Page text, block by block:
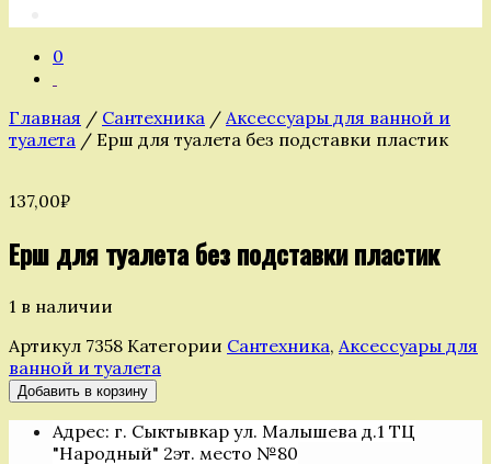
0
Главная / Сантехника / Аксессуары для ванной и
туалета / Ерш для туалета без подставки пластик
137,00₽
Ерш для туалета без подставки пластик
1 в наличии
Артикул 7358 Категории Сантехника, Аксессуары для
ванной и туалета
Количество
товара
Ерш
Добавить в корзину
Адрес: г. Сыктывкар ул. Малышева д.1 ТЦ
"Народный" 2эт. место №80